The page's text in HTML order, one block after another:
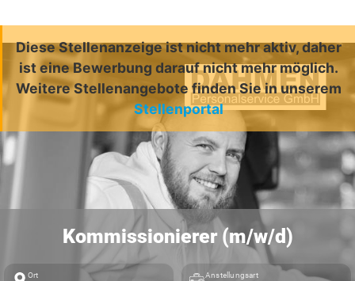
Diese Stellenanzeige ist nicht mehr aktiv, daher
ist eine Bewerbung darauf nicht mehr möglich.
Weitere Stellenangebote finden Sie in unserem
Stellenportal
Kommissionierer (m/w/d)
Ort Anstellungsart